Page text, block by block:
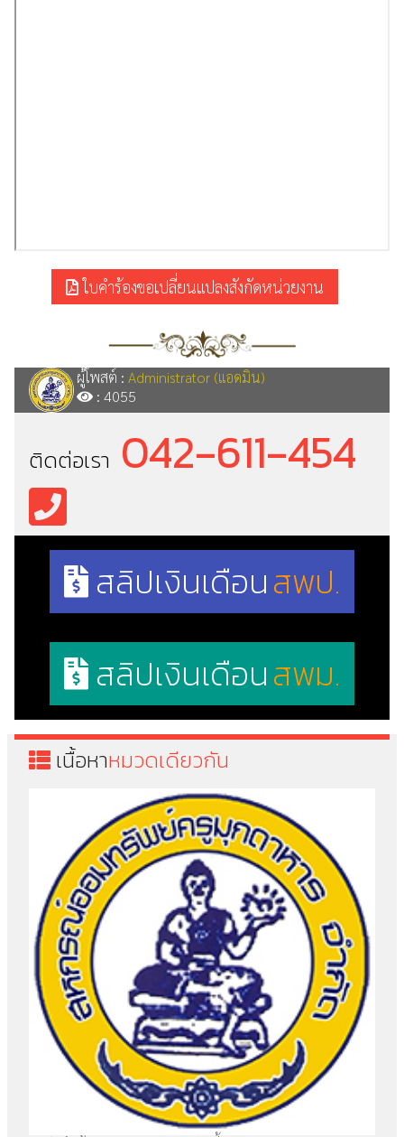
ใบคำร้องขอเปลี่ยนแปลงสังกัดหน่วยงาน
ผู้โพสต์ : Administrator (แอดมิน)
: 4055
ติดต่อเรา 042-611-454
สลิปเงินเดือนสพป.
สลิปเงินเดือนสพม.
เนื้อหาหมวดเดียวกัน